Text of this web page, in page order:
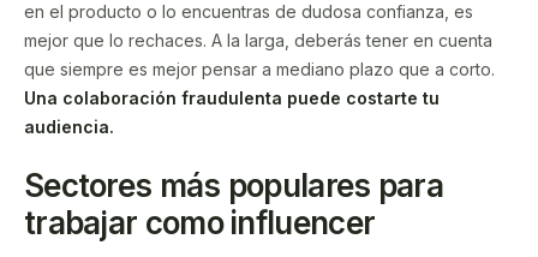
en el producto o lo encuentras de dudosa confianza, es
mejor que lo rechaces. A la larga, deberás tener en cuenta
que siempre es mejor pensar a mediano plazo que a corto.
Una colaboración fraudulenta puede costarte tu
audiencia.
Sectores más populares para
trabajar como influencer